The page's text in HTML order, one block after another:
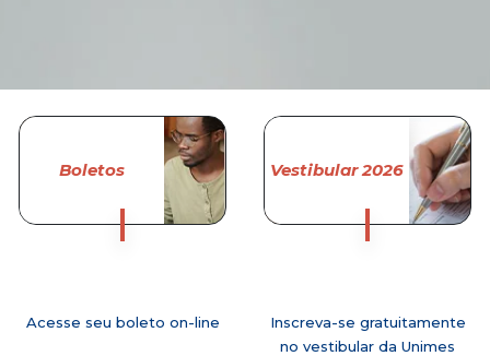
Boletos
Acesse seu boleto on-line
Vestibular 2026
Inscreva-se gratuitamente
no vestibular da Unimes